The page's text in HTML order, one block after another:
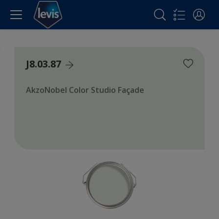
J8.03.87
AkzoNobel Color Studio Façade